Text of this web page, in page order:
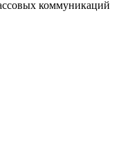
коммуникаций